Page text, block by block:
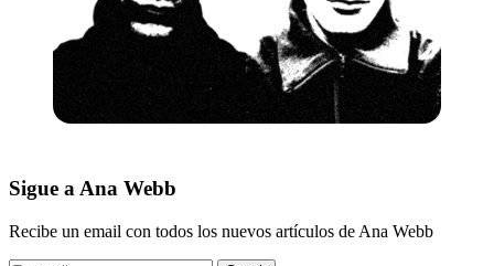
Sigue a Ana Webb
Recibe un email con todos los nuevos artículos de Ana Webb